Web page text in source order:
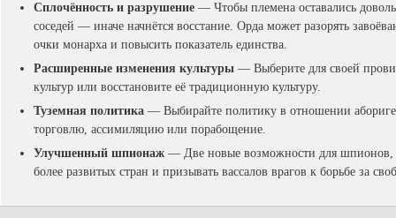
Сплочённость и разрушение — Чтобы племена оставались
соседей — иначе начнётся восстание. Орда может разорять
очки монарха и повысить показатель единства.
Расширенные изменения культуры — Выберите для своей
культур или восстановите её традиционную культуру.
Туземная политика — Выбирайте политику в отношении
торговлю, ассимиляцию или порабощение.
Улучшенный шпионаж — Две новые возможности для шпионов,
более развитых стран и призывать вассалов врагов к борьбе за